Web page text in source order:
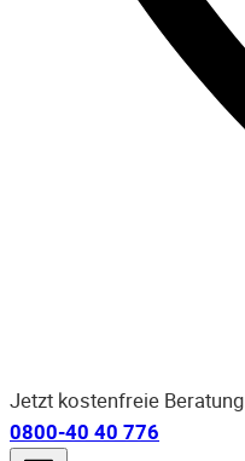
Jetzt kostenfreie Beratung
0800-40 40 776